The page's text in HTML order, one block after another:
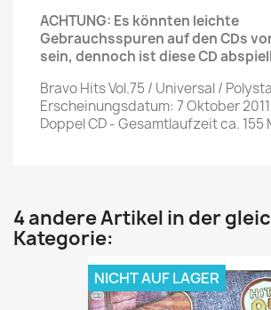
ACHTUNG: Es könnten leichte
Gebrauchsspuren auf den CDs
sein, dennoch ist diese CD
Bravo Hits Vol.75 / Universal /
Erscheinungsdatum: 7 Oktober 2011
Doppel CD - Gesamtlaufzeit ca. 155
4 andere Artikel in der
Kategorie:
NICHT AUF LAGER